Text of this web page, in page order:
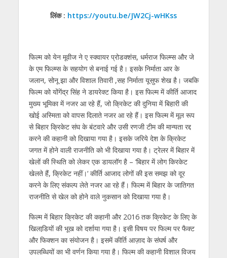
लिंक : https://youtu.be/JW2Cj-wHKss
फिल्‍म को येन मूवीज ने ए स्‍क्‍वायर प्रोडक्‍शंस, धर्मराज फिल्‍म्स और जे
के एम फिल्‍म्स के सहयोग से बनाई गई है। इसके निर्माता आर के
जलान, सोनू झा और विशाल तिवारी ,सह निर्माता यूसुफ शेख है। जबकि
फिल्‍म को योंगेंद्र सिंह ने डायरेक्‍ट किया है। इस फिल्‍म में कीर्ति आजाद
मुख्‍य भूमिका में नजर आ रहे हैं, जो क्रिकेट की दुनिया में बिहारी की
खोई अस्मिता को वापस दिलाते नजर आ रहे हैं। इस फिल्‍म में मूल रूप
से बिहार क्रिकेट संघ के बंटवारे और उसी रणजी टीम की मान्‍यता रद्द
करने की कहानी को दिखाया गया है। इसके जरिये देश के क्रिकेट
जगत में होने वाली राजनीति को भी दिखाया गया है। ट्रेलर में बिहार में
खेलों की स्थिति को लेकर एक डायलॉग है – ‘बिहार में लोग किरकेट
खेलते हैं, क्रिकेट नहीं।‘ कीर्ति आजाद लोगों की इस समझ को दूर
करने के लिए संकल्‍प लेते नजर आ रहे हैं। फिल्‍म में बिहार के जातिगत
राजनीति से खेल को होने वाले नुकसान को दिखाया गया है।
फिल्म में बिहार क्रिकेट की कहानी और 2016 तक क्रिकेट के लिए के
खिलाडि़यों की भूख को दर्शाया गया है। इसी विषय पर फिल्म पर फैक्ट
और फिक्शन का संयोजन है। इसमें कीर्ति आज़ाद के संघर्ष और
उपलब्धियों का भी वर्णन किया गया है। फिल्‍म की कहानी विशाल विजय